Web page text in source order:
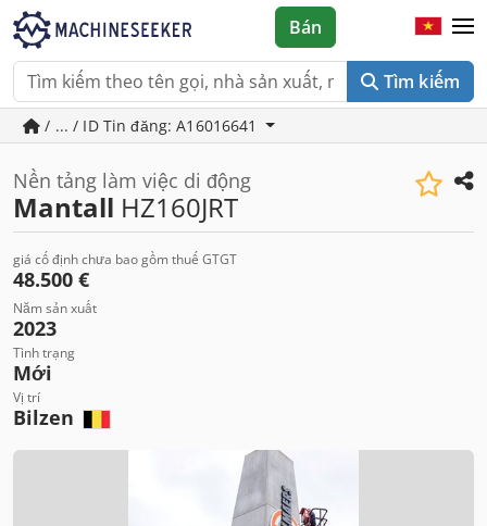
Tìm kiếm
Bán
/ ... / ID Tin đăng: A16016641
Nền tảng làm việc di động
Mantall HZ160JRT
giá cố định chưa bao gồm thuế GTGT
48.500 €
Năm sản xuất
2023
Tình trạng
Mới
Vị trí
Bilzen